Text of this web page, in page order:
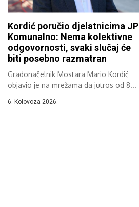
Kordić poručio djelatnicima JP
Komunalno: Nema kolektivne
odgovornosti, svaki slučaj će
biti posebno razmatran
Gradonačelnik Mostara Mario Kordić
objavio je na mrežama da jutros od 8...
6. Kolovoza 2026.